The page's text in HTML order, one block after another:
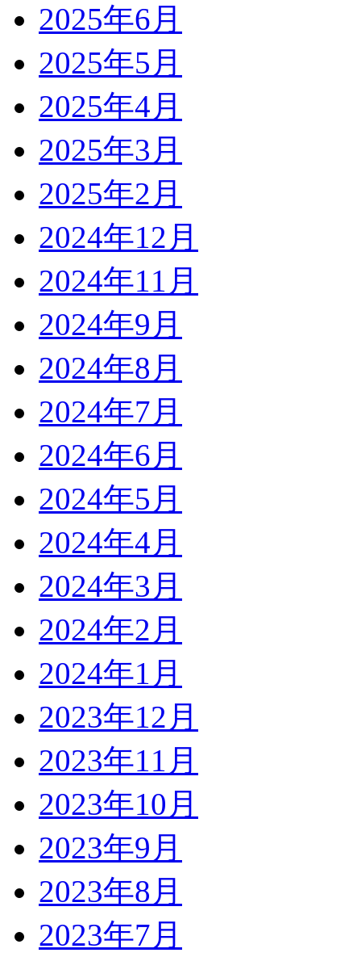
2025年6月
2025年5月
2025年4月
2025年3月
2025年2月
2024年12月
2024年11月
2024年9月
2024年8月
2024年7月
2024年6月
2024年5月
2024年4月
2024年3月
2024年2月
2024年1月
2023年12月
2023年11月
2023年10月
2023年9月
2023年8月
2023年7月